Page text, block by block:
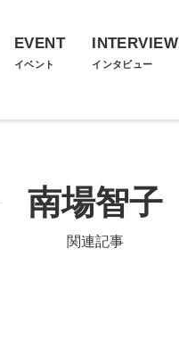
EVENT
イベント
INTERVIEW
インタビュー
南場智子
関連記事